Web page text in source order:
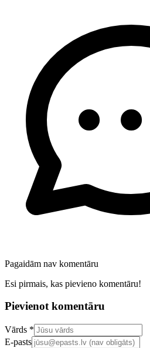
Pagaidām nav komentāru
Esi pirmais, kas pievieno komentāru!
Pievienot komentāru
Confirm your email address
Vārds *
E-pasts